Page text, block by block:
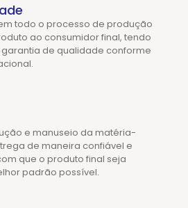
todo o processo de produção
ao consumidor final, tendo
de qualidade conforme
e manuseio da matéria-
de maneira confiável e
que o produto final seja
padrão possível.